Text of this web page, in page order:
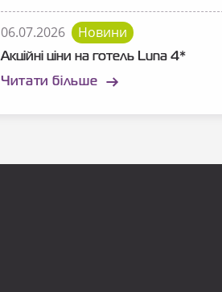
06.07.2026 Новини
Акційні ціни на готель Luna 4*
Читати більше